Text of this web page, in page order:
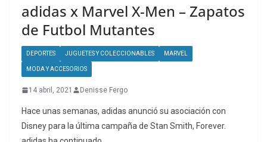
adidas x Marvel X-Men – Zapatos
de Futbol Mutantes
DEPORTES JUGUETES Y COLECCIONABLES MARVEL
MODA Y ACCESORIOS
14 abril, 2021 Denisse Fergo
Hace unas semanas, adidas anunció su asociación con
Disney para la última campaña de Stan Smith, Forever.